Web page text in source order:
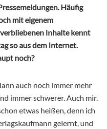
Häufig
mit eigenem
Inhalte kennt
so aus dem Internet.
noch?
auch noch immer mehr
immer schwerer. Auch mir.
etwas heißen, denn ich
gelernt, und